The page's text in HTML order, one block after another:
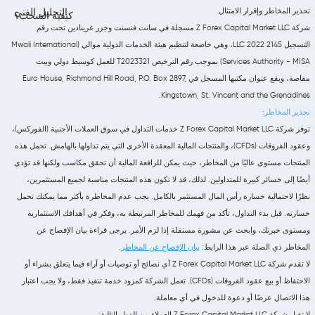
التحليل الفني
كيفية السحب؟
تحذير المخاطر وإقرار الامتثال
شركة Z Forex Capital Market LLC مسجلة في سانت فنسنت وجزر غرينادين تحت رقم
التسجيل 2145 LLC 2022، وهي خاضعة لتنظيم هيئة الخدمات الدولية موالي (Mwali International
Services Authority - MISA) بموجب رقم الترخيص T2023321 للعمل كوسيط دولي وبيت
مقاصة، ويقع عنوان مكتبها المسجل في Euro House, Richmond Hill Road, P.O. Box 2897,
Kingstown, St. Vincent and the Grenadines.
تحذير المخاطر:
توفر شركة Z Forex Capital Market LLC خدمات التداول في سوق العملات الأجنبية (الفوركس)،
وعقود الفروقات (CFDs)، والمنتجات المالية المعقدة الأخرى التي يتم تداولها بالهامش. تحمل هذه
المنتجات مستوى عاليًا من المخاطر، حيث يمكن للرافعة المالية أن تحقق مكاسب ولكنها قد تؤدي
أيضًا إلى خسائر كبيرة للمتداولين. لذلك، قد لا تكون هذه المنتجات مناسبة لجميع المستثمرين،
نظرًا لاحتمالية خسارة رأس المال المستثمر بالكامل. يجب عدم المخاطرة بأكثر مما يمكنك تحمل
خسارته. قبل بدء التداول، تأكد من فهمك للمخاطر المرتبطة به، وفكر في أهدافك الاستثمارية
ومستوى خبرتك، وابحث عن مشورة مستقلة إذا لزم الأمر. يرجى قراءة بيان الإفصاح عن
المخاطر ذي الصلة عبر هذا الرابط: بيان الإفصاح عن المخاطر .
لا تقدم شركة Z Forex Capital Market LLC أي نصائح أو توصيات أو آراء فيما يتعلق بشراء أو
الاحتفاظ أو بيع عقود الفروقات (CFDs). تعمل الشركة كمزود خدمة تنفيذ فقط، ولا يجب اعتبار
هذا الاتصال عرضًا أو دعوة للدخول في أي معاملة.